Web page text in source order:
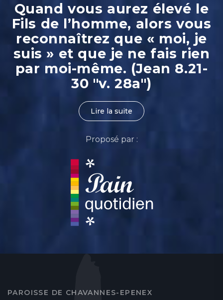
Quand vous aurez élevé le
Fils de l’homme, alors vous
reconnaîtrez que « moi, je
suis » et que je ne fais rien
par moi-même. (Jean 8.21-
30 "v. 28a")
Lire la suite
Proposé par :
PAROISSE DE CHAVANNES-EPENEX